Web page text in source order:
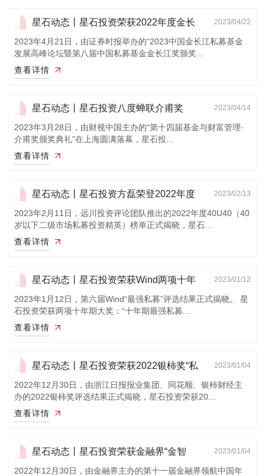
星石动态丨星石投资荣获2022年度金长
江奖稳健发...
2023/04/22
2023年4月21日，由证券时报举办的“2023中国金长江私募基金
发展高峰论坛暨第八届中国私募基金金长江奖颁奖...
查看详情
星石动态丨星石投资八度蝉联介甫奖 2023/04/14
2023年3月28日，由财视中国主办的“第十四届基金与财富管理·
介甫奖颁奖典礼”在上海圆满落幕，星石投...
查看详情
星石动态丨星石投资方磊荣登2022年度
40U40榜单
2023/02/13
2023年2月11日，远川投资评论团队推出的2022年度40U40（40
岁以下二级市场私募投资精英）榜单正式揭晓，星石...
查看详情
星石动态丨星石投资荣获Wind两项十年
期大奖!
2023/01/12
2023年1月12日，第六届Wind“最强私募”评选结果正式揭晓。 星
石投资荣获两项十年期大奖：“十年期最强私募...
查看详情
星石动态丨星石投资荣获2022银柿奖“私
募基金奖...
2023/01/04
2022年12月30日，由浙江日报报业集团、同花顺、银柿财经主
办的2022银柿奖评选结果正式揭晓，星石投资荣获20...
查看详情
星石动态丨星石投资荣获金融界“金智
奖”两项大...
2023/01/04
2022年12月30日，由金融界主办的第十一届金融界领航中国年